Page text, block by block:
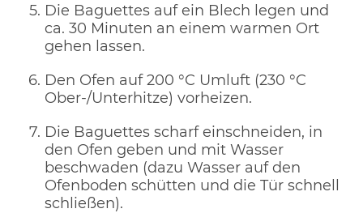
Die Baguettes auf ein Blech legen und
ca. 30 Minuten an einem warmen Ort
gehen lassen.
Den Ofen auf 200 °C Umluft (230 °C
Ober-/Unterhitze) vorheizen.
Die Baguettes scharf einschneiden, in
den Ofen geben und mit Wasser
beschwaden (dazu Wasser auf den
Ofenboden schütten und die Tür schnell
schließen).